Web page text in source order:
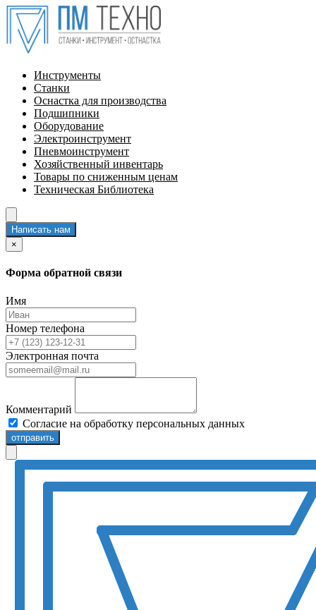
Инструменты
Станки
Оснастка для производства
Подшипники
Оборудование
Электроинструмент
Пневмоинструмент
Хозяйственный инвентарь
Товары по сниженным ценам
Техническая Библиотека
Написать нам
×
Форма обратной связи
Имя
Номер телефона
Электронная почта
Комментарий
Согласие на обработку персональных данных
отправить